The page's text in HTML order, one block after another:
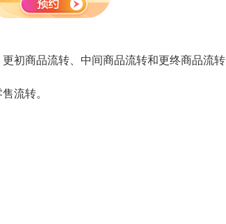
初商品流转、中间商品流转和更终商品流转
流转。